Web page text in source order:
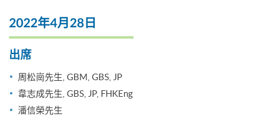
2022年4月28日
出席
周松崗先生, GBM, GBS, JP
韋志成先生, GBS, JP, FHKEng
潘信榮先生